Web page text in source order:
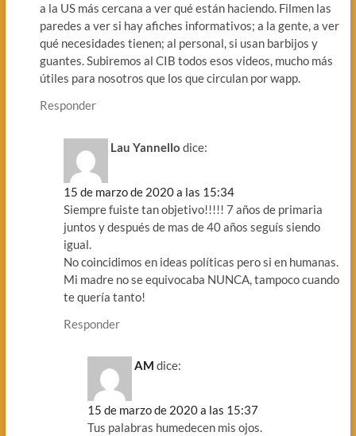
a la US más cercana a ver qué están haciendo. Filmen las
paredes a ver si hay afiches informativos; a la gente, a ver
qué necesidades tienen; al personal, si usan barbijos y
guantes. Subiremos al CIB todos esos videos, mucho más
útiles para nosotros que los que circulan por wapp.
Responder
Lau Yannello dice:
15 de marzo de 2020 a las 15:34
Siempre fuiste tan objetivo!!!!! 7 años de primaria
juntos y después de mas de 40 años seguís siendo
igual.
No coincidimos en ideas políticas pero si en humanas.
Mi madre no se equivocaba NUNCA, tampoco cuando
te quería tanto!
Responder
AM dice:
15 de marzo de 2020 a las 15:37
Tus palabras humedecen mis ojos.